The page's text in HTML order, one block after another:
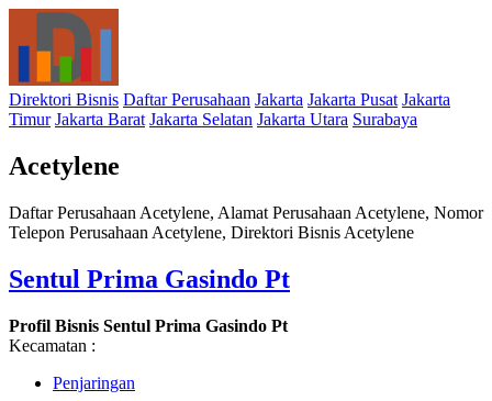
Direktori Bisnis Daftar Perusahaan Jakarta Jakarta Pusat Jakarta
Timur Jakarta Barat Jakarta Selatan Jakarta Utara Surabaya
Acetylene
Daftar Perusahaan Acetylene, Alamat Perusahaan Acetylene, Nomor
Telepon Perusahaan Acetylene, Direktori Bisnis Acetylene
Sentul Prima Gasindo Pt
Profil Bisnis Sentul Prima Gasindo Pt
Kecamatan :
Penjaringan